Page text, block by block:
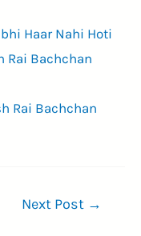
Haar Nahi Hoti
Rai Bachchan
Rai Bachchan
Next Post →